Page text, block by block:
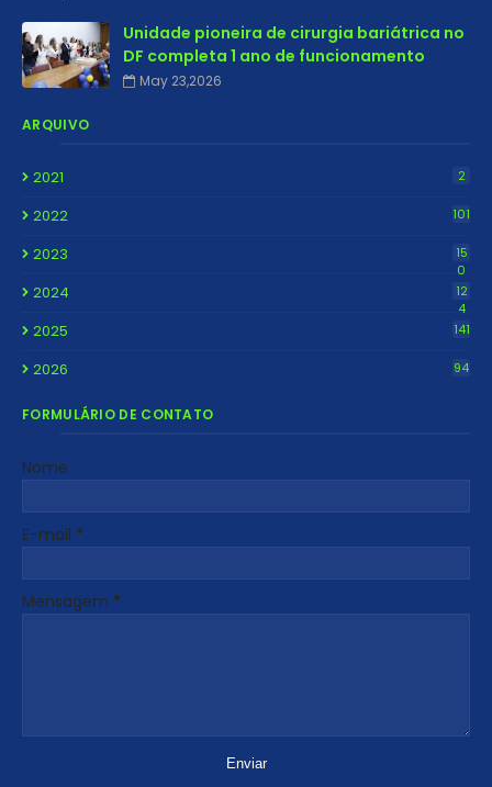
Unidade pioneira de cirurgia bariátrica no
DF completa 1 ano de funcionamento
May 23,2026
ARQUIVO
2021 2
2022 101
2023
15
0
2024
12
4
2025 141
2026 94
FORMULÁRIO DE CONTATO
Nome
E-mail *
Mensagem *